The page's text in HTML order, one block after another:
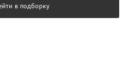
в подборку